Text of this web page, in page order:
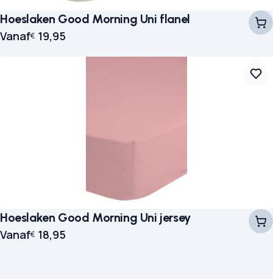
Hoeslaken Good Morning Uni flanel
Vanaf€ 19,95
Hoeslaken Good Morning Uni jersey
Vanaf€ 18,95